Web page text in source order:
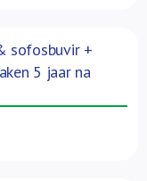
sofosbuvir +
5 jaar na